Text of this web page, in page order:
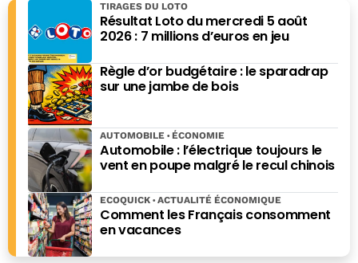
Résultat Loto du mercredi 5 août
2026 : 7 millions d’euros en jeu
TIRAGES DU LOTO
Règle d’or budgétaire : le sparadrap
sur une jambe de bois
Automobile : l’électrique toujours le
vent en poupe malgré le recul chinois
AUTOMOBILE ÉCONOMIE
Comment les Français consomment
en vacances
ECOQUICK ACTUALITÉ ÉCONOMIQUE